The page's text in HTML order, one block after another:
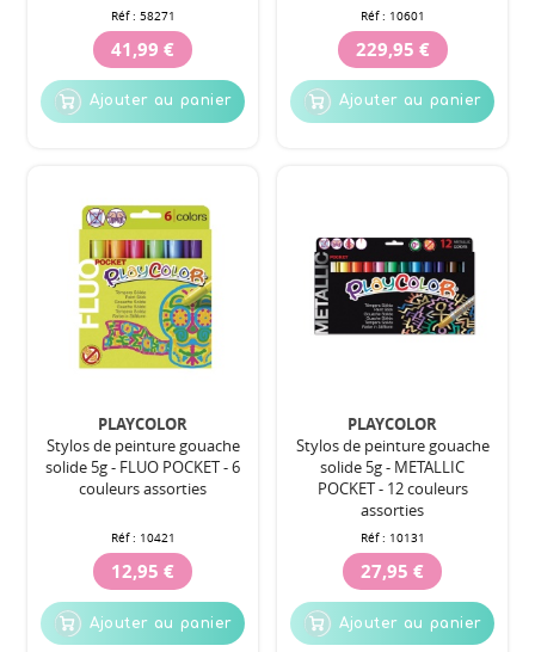
Réf : 58271
41,99 €
Ajouter au panier
Réf : 10601
229,95 €
Ajouter au panier
PLAYCOLOR
Stylos de peinture gouache
solide 5g - FLUO POCKET - 6
couleurs assorties
Réf : 10421
12,95 €
Ajouter au panier
PLAYCOLOR
Stylos de peinture gouache
solide 5g - METALLIC
POCKET - 12 couleurs
assorties
Réf : 10131
27,95 €
Ajouter au panier